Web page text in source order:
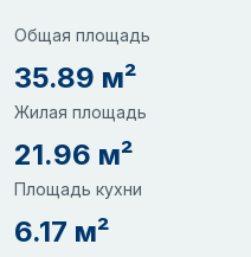
Общая площадь
35.89 м²
Жилая площадь
21.96 м²
Площадь кухни
6.17 м²